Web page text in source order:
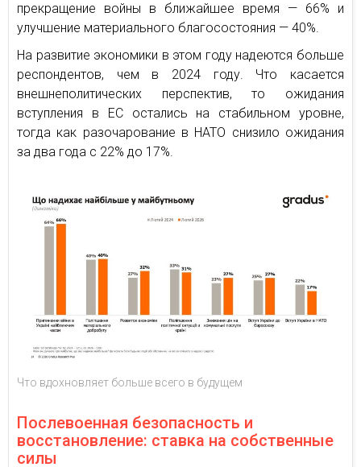
прекращение войны в ближайшее время — 66% и
улучшение материального благосостояния — 40%.
На развитие экономики в этом году надеются больше
респондентов, чем в 2024 году. Что касается
внешнеполитических перспектив, то ожидания
вступления в ЕС остались на стабильном уровне,
тогда как разочарование в НАТО снизило ожидания
за два года с 22% до 17%.
Что вдохновляет больше всего в будущем
Послевоенная безопасность и
восстановление: ставка на собственные
силы